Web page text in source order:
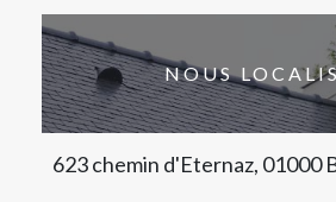
NOUS
623 chemin d'Eternaz, 01000